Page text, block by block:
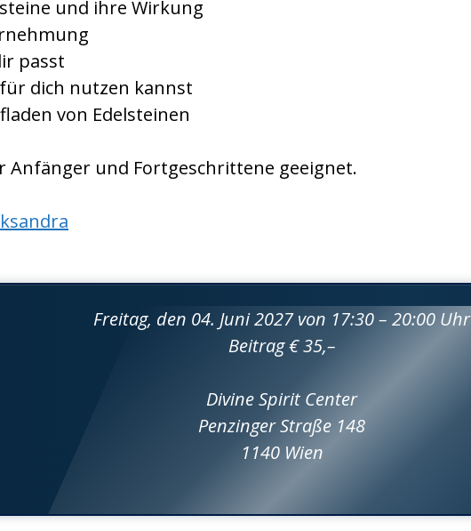
und ihre Wirkung
passt
dich nutzen kannst
von Edelsteinen
Anfänger und Fortgeschrittene geeignet.
Freitag, den 04. Juni 2027 von 17:30 – 20:00 Uhr
Beitrag € 35,–
Divine Spirit Center
Penzinger Straße 148
1140 Wien